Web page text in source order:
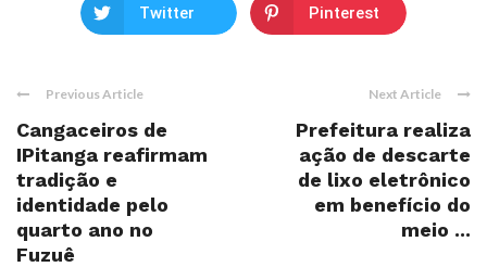
Twitter Pinterest
Previous Article
Cangaceiros de
IPitanga reafirmam
tradição e
identidade pelo
quarto ano no
Fuzuê
Next Article
Prefeitura realiza
ação de descarte
de lixo eletrônico
em benefício do
meio ...